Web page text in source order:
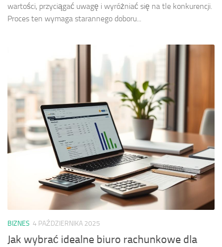
wartości, przyciągać uwagę i wyróżniać się na tle konkurencji.
Proces ten wymaga starannego doboru...
BIZNES 4 PAŹDZIERNIKA 2025
Jak wybrać idealne biuro rachunkowe dla